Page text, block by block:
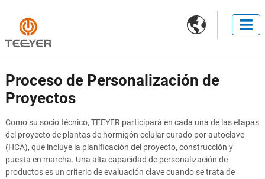

Proceso de Personalización de
Proyectos
Como su socio técnico, TEEYER participará en cada una de las etapas
del proyecto de plantas de hormigón celular curado por autoclave
(HCA), que incluye la planificación del proyecto, construcción y
puesta en marcha. Una alta capacidad de personalización de
productos es un criterio de evaluación clave cuando se trata de